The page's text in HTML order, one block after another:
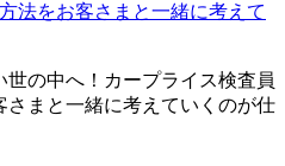
法をお客さまと一緒に考えて